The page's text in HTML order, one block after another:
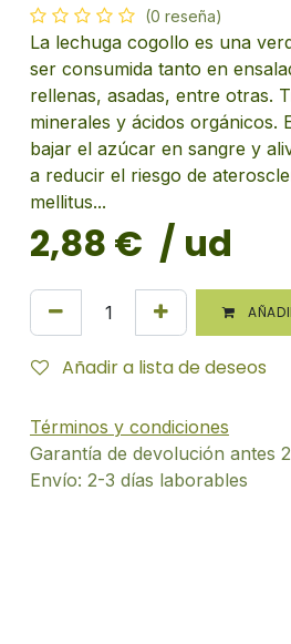
(0 reseña)
La lechuga cogollo es una
ser consumida tanto en
rellenas, asadas, entre otras.
minerales y ácidos orgánicos.
bajar el azúcar en sangre y
a reducir el riesgo de
mellitus...
2,88 € / ud
Añadir a lista de deseos
Términos y condiciones
Garantía de devolución antes
Envío: 2-3 días laborables